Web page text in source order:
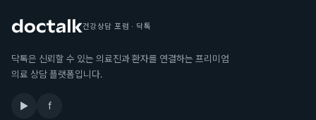
건강상담 포럼 · 닥톡
닥톡은 신뢰할 수 있는 의료진과 환자를 연결하는 프리미엄
의료 상담 플랫폼입니다.
▶ f